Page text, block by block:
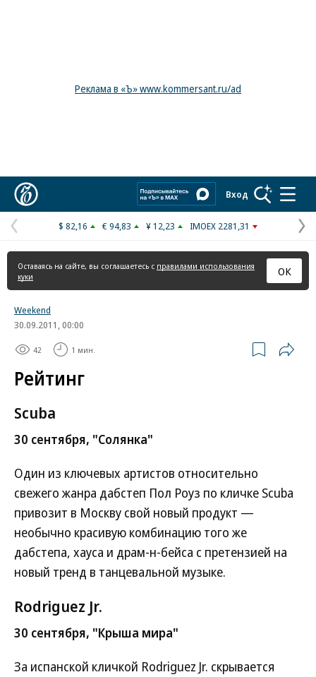
Реклама в «Ъ» www.kommersant.ru/ad
Вход
Предыдущая
страница
$ 82,16 € 94,83 ¥ 12,23 IMOEX 2281,31
Оставаясь на сайте, вы соглашаетесь с правилами использования
куки
ОК
Weekend
30.09.2011, 00:00
42 1 мин.
Рейтинг
Scuba
30 сентября, "Солянка"
Один из ключевых артистов относительно
свежего жанра дабстеп Пол Роуз по кличке Scuba
привозит в Москву свой новый продукт —
необычно красивую комбинацию того же
дабстепа, хауса и драм-н-бейса с претензией на
новый тренд в танцевальной музыке.
Rodriguez Jr.
30 сентября, "Крыша мира"
За испанской кличкой Rodriguez Jr. скрывается